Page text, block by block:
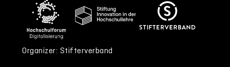
Organizer: Stifterverband